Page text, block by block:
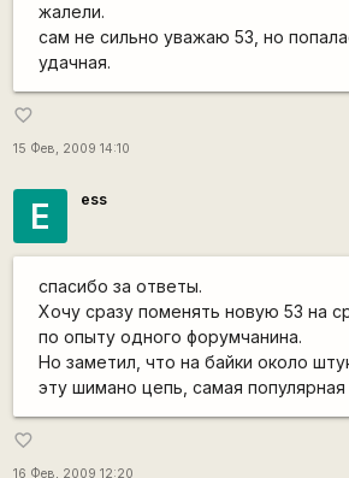
жалели.
сам не сильно уважаю 53, но
удачная.
favorite_border
15 Фев, 2009 14:10
E ess
спасибо за ответы.
Хочу сразу поменять новую 53 на
по опыту одного форумчанина.
Но заметил, что на байки около
эту шимано цепь, самая популярная
favorite_border
16 Фев, 2009 12:20